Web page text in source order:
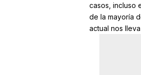
casos, incluso
de la mayoría
actual nos